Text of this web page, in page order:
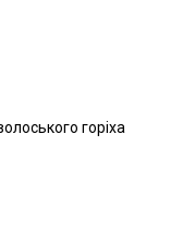
горіха